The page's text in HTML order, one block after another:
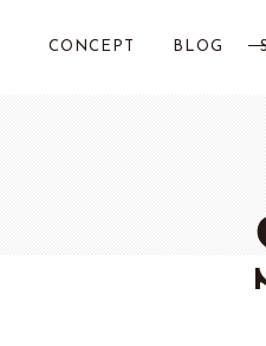
CONCEPT BLOG
Total